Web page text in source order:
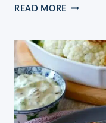
READ MORE ERDBEER-